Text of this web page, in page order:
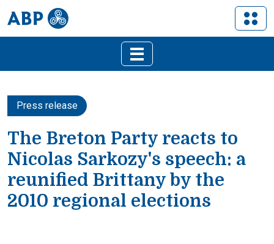
Press release
The Breton Party reacts to
Nicolas Sarkozy's speech: a
reunified Brittany by the
2010 regional elections